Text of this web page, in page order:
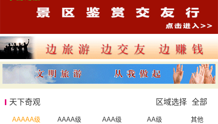
天下奇观 区域选择 全部
AAAAA级 AAAA级 AAA级 AA级 其他